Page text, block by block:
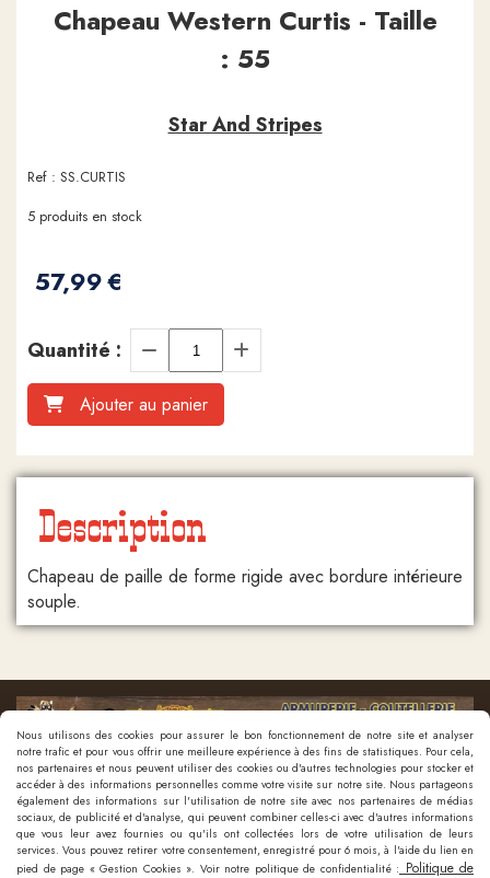
Chapeau Western Curtis - Taille
: 55
Star And Stripes
Ref : SS.CURTIS
57,99€
5 produits en stock
Quantité :
Ajouter au panier
Description
Chapeau de paille de forme rigide avec bordure intérieure
souple.
Nous contacter
Nous utilisons des cookies pour assurer le bon fonctionnement de notre site et analyser
notre trafic et pour vous offrir une meilleure expérience à des fins de statistiques. Pour cela,
nos partenaires et nous peuvent utiliser des cookies ou d'autres technologies pour stocker et
accéder à des informations personnelles comme votre visite sur notre site. Nous partageons
également des informations sur l'utilisation de notre site avec nos partenaires de médias
sociaux, de publicité et d'analyse, qui peuvent combiner celles-ci avec d'autres informations
que vous leur avez fournies ou qu'ils ont collectées lors de votre utilisation de leurs
services. Vous pouvez retirer votre consentement, enregistré pour 6 mois, à l'aide du lien en
pied de page « Gestion Cookies ». Voir notre politique de confidentialité : Politique de